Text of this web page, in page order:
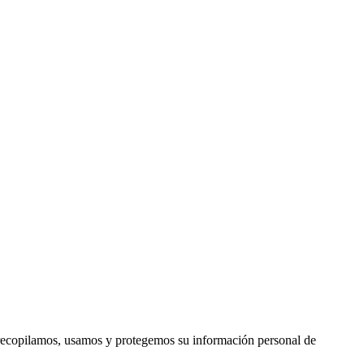
usamos y protegemos su información personal de